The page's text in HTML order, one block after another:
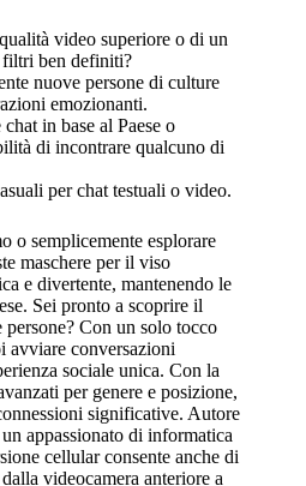
video superiore o di un
filtri ben definiti?
nuove persone di culture
emozionanti.
in base al Paese o
di incontrare qualcuno di
per chat testuali o video.
o semplicemente esplorare
maschere per il viso
e divertente, mantenendo le
Sei pronto a scoprire il
Con un solo tocco
avviare conversazioni
sociale unica. Con la
per genere e posizione,
significative. Autore
appassionato di informatica
cellular consente anche di
videocamera anteriore a